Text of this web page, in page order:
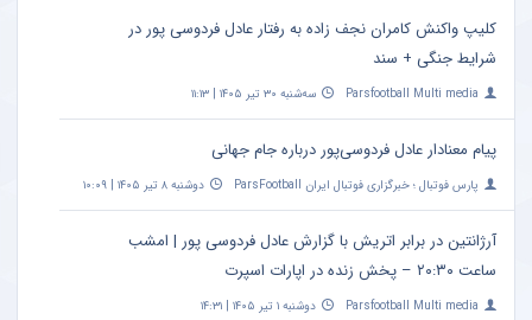
کلیپ واکنش کامران نجف زاده به رفتار عادل فردوسی پور در
شرایط جنگی + سند
Parsfootball Multi media سه‌شنبه ۳۰ تیر ۱۴۰۵ | ۱۱:۱۳
پیام معنادار عادل فردوسی‌پور درباره جام جهانی
پارس فوتبال ؛ خبرگزاری فوتبال ایران ParsFootball دوشنبه ۸ تیر ۱۴۰۵ | ۱۰:۰۹
آرژانتین در برابر اتریش با گزارش عادل فردوسی پور | امشب
ساعت ۲۰:۳۰ – پخش زنده در اپارات اسپرت
Parsfootball Multi media دوشنبه ۱ تیر ۱۴۰۵ | ۱۴:۳۱